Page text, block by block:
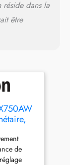
réside dans la
être
blanc
de